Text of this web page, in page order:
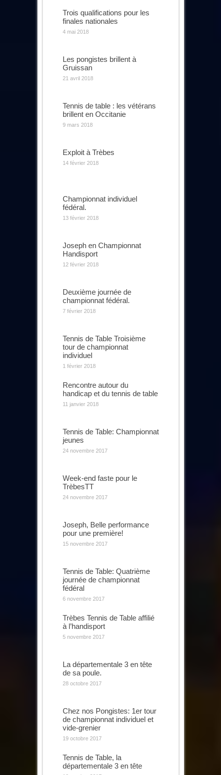
Trois qualifications pour les
finales nationales
4 mai 2018
Les pongistes brillent à
Gruissan
21 avril 2018
Tennis de table : les vétérans
brillent en Occitanie
9 mars 2018
Exploit à Trèbes
14 février 2018
Championnat individuel
fédéral.
13 février 2018
Joseph en Championnat
Handisport
12 février 2018
Deuxième journée de
championnat fédéral.
7 février 2018
Tennis de Table Troisième
tour de championnat
individuel
1 février 2018
Rencontre autour du
handicap et du tennis de table
11 janvier 2018
Tennis de Table: Championnat
jeunes
24 novembre 2017
Week-end faste pour le
TrèbesTT
24 novembre 2017
Joseph, Belle performance
pour une première!
15 novembre 2017
Tennis de Table: Quatrième
journée de championnat
fédéral
6 novembre 2017
Trèbes Tennis de Table affilié
à l’handisport
5 novembre 2017
La départementale 3 en tête
de sa poule.
28 octobre 2017
Chez nos Pongistes: 1er tour
de championnat individuel et
vide-grenier
19 octobre 2017
Tennis de Table, la
départementale 3 en tête